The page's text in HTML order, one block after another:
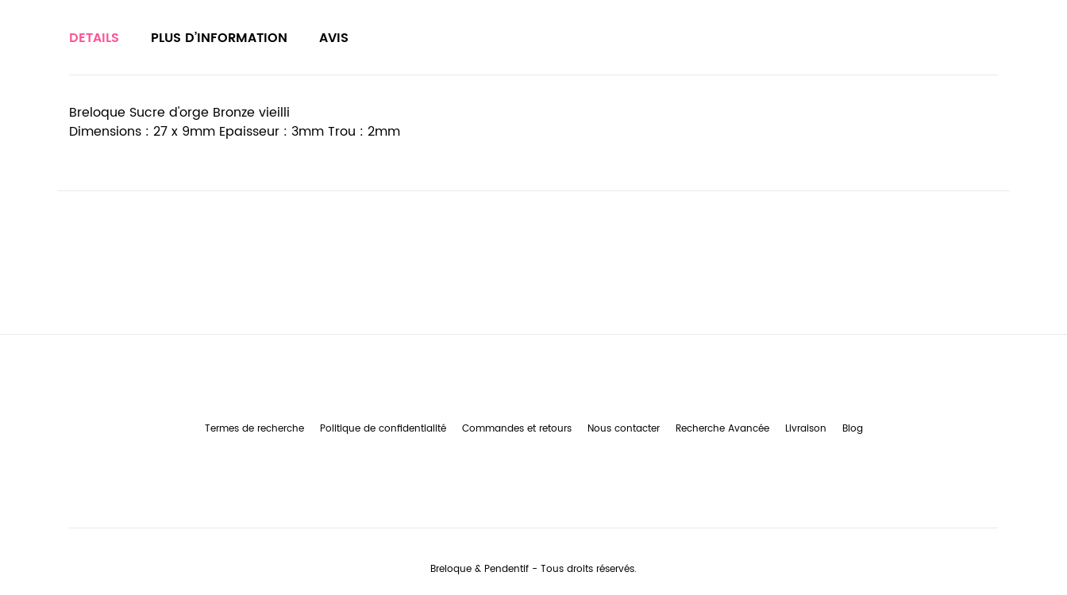
DETAILS
Breloque Sucre d'orge Bronze vieilli
Dimensions : 27 x 9mm Epaisseur : 3mm Trou : 2mm
PLUS D’INFORMATION AVIS
Termes de recherche Politique de confidentialité Commandes et retours Nous contacter Recherche Avancée Livraison Blog
Breloque & Pendentif - Tous droits réservés.